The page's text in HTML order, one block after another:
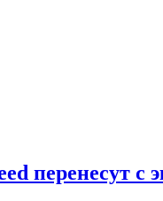
перенесут с